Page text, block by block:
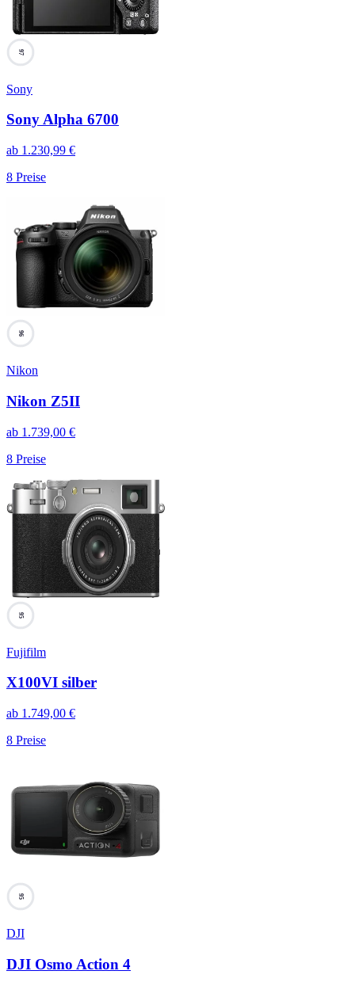
97
Sony
Sony Alpha 6700
ab 1.230,99 €
8 Preise
96
Nikon
Nikon Z5II
ab 1.739,00 €
8 Preise
95
Fujifilm
X100VI silber
ab 1.749,00 €
8 Preise
95
DJI
DJI Osmo Action 4